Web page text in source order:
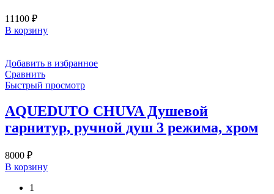
11100 ₽
В корзину
Добавить в избранное
Сравнить
Быстрый просмотр
AQUEDUTO CHUVA Душевой
гарнитур, ручной душ 3 режима, хром
8000 ₽
В корзину
1